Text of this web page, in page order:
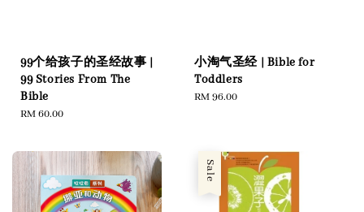
99个给孩子的圣经故事 |
99 Stories From The
Bible
Regular
RM 60.00
小淘气圣经 | Bible for
Toddlers
Regular
RM 96.00
Sale